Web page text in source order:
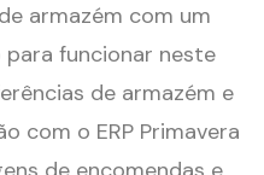
armazém com um
funcionar neste
de armazém e
com o ERP Primavera